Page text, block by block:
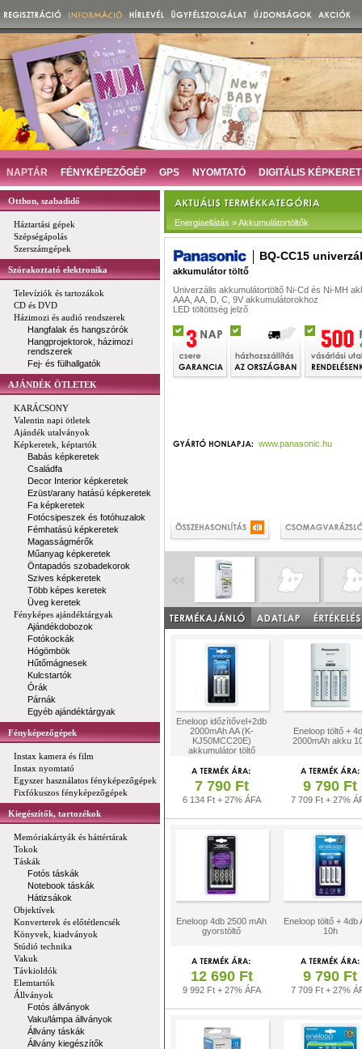
NAPTÁR FÉNYKÉPEZŐGÉP GPS NYOMTATÓ DIGITÁLIS KÉPKERET
Otthon, szabadidő
Háztartási gépek
Szépségápolás
Szerszámgépek
Szórakoztató elektronika
Televíziók és tartozákok
CD és DVD
Házimozi és audió rendszerek
Hangfalak és hangszórók
Hangprojektorok, házimozi
rendszerek
Fej- és fülhallgatók
AJÁNDÉK ÖTLETEK
KARÁCSONY
Valentin napi ötletek
Ajándék utalványok
Képkeretek, képtartók
Babás képkeretek
Családfa
Decor Interior képkeretek
Ezüst/arany hatású képkeretek
Fa képkeretek
Fotócsipeszek és fotóhuzalok
Fémhatású képkeretek
Magasságmérők
Műanyag képkeretek
Öntapadós szobadekorok
Szives képkeretek
Több képes keretek
Üveg keretek
Fényképes ajándéktárgyak
Ajándékdobozok
Fotókockák
Hógömbök
Hűtőmágnesek
Kulcstartók
Órák
Párnák
Egyéb ajándéktárgyak
Fényképezőgépek
Instax kamera és film
Instax nyomtató
Egyszer használatos fényképezőgépek
Fixfókuszos fényképezőgépek
Kiegészítők, tartozékok
Memóriakártyák és háttértárak
Tokok
Táskák
Fotós táskák
Notebook táskák
Hátizsákok
Objektívek
Konverterek és előtétlencsék
Könyvek, kiadványok
Stúdió technika
Vakuk
Távkioldók
Elemtartók
Állványok
Fotós állványok
Vaku/lámpa állványok
Állvány táskák
Állvány kiegészítők
Energiaellátás » Akkumulátortöltők
BQ-CC15
akkumulátor töltő
Univerzális akkumulátortöltő Ni-Cd és Ni-MH
AAA, AA, D, C, 9V akkumulátorokhoz
LED töltöttség jelző
www.panasonic.hu
Eneloop időzítővel+2db
2000mAh AA (K-
KJ50MCC20E)
akkumulátor töltő
Eneloop töltő +
2000mAh akku
7 790 Ft
6 134 Ft + 27% ÁFA
9 790 Ft
7 709 Ft + 27%
Eneloop 4db 2500 mAh
gyorstöltő
Eneloop töltő + 4db
10h
12 690 Ft
9 992 Ft + 27% ÁFA
9 790 Ft
7 709 Ft + 27%